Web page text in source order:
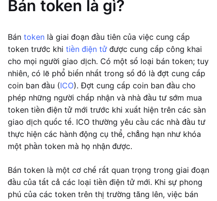
Bán token là gì?
Bán token là giai đoạn đầu tiên của việc cung cấp
token trước khi tiền điện tử được cung cấp công khai
cho mọi người giao dịch. Có một số loại bán token; tuy
nhiên, có lẽ phổ biến nhất trong số đó là đợt cung cấp
coin ban đầu (ICO). Đợt cung cấp coin ban đầu cho
phép những người chấp nhận và nhà đầu tư sớm mua
token tiền điện tử mới trước khi xuất hiện trên các sàn
giao dịch quốc tế. ICO thường yêu cầu các nhà đầu tư
thực hiện các hành động cụ thể, chẳng hạn như khóa
một phần token mà họ nhận được.
Bán token là một cơ chế rất quan trọng trong giai đoạn
đầu của tất cả các loại tiền điện tử mới. Khi sự phong
phú của các token trên thị trường tăng lên, việc bán